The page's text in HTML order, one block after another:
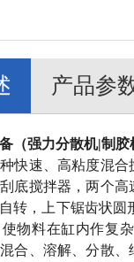
产品参
（强力分散机|制胶
快速、高粘度混合
底搅拌器，两个
转，上下锯齿状圆
物料在缸内作复
合、溶解、分散